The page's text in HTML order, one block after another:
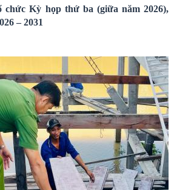
Kỳ họp thứ ba (giữa năm 2026),
– 2031